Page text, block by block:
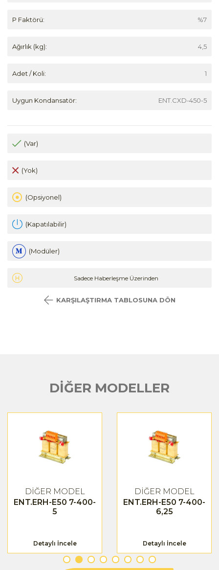
P Faktörü: %7
Ağırlık (kg): 4,5
Adet / Koli: 1
Uygun Kondansatör: ENT.CXD-450-5
(Var)
(Yok)
(Opsiyonel)
(Kapatılabilir)
(Modüler)
Sadece Haberleşme Üzerinden
KARŞILAŞTIRMA TABLOSUNA DÖN
DİĞER MODELLER
DİĞER MODEL
ENT.ERH-E50 7-400-
5
Detaylı İncele
DİĞER MODEL
ENT.ERH-E50 7-400-
6,25
Detaylı İncele